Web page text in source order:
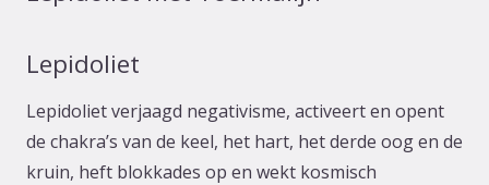
Lepidoliet
Lepidoliet verjaagd negativisme, activeert en opent
de chakra’s van de keel, het hart, het derde oog en de
kruin, heft blokkades op en wekt kosmisch